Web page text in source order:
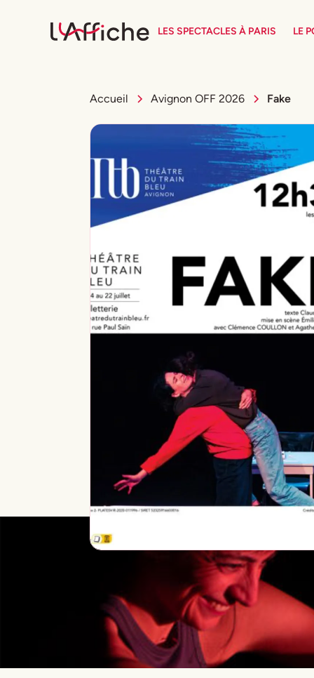
LES SPECTACLES À PARIS LE
Accueil Avignon OFF 2026 Fake